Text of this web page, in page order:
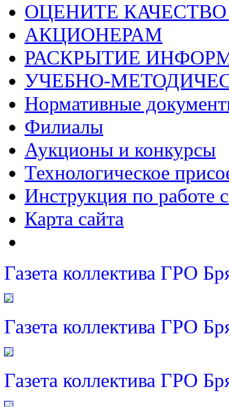
ОЦЕНИТЕ
АКЦИОНЕРАМ
РАСКРЫТИЕ
УЧЕБНО-
Нормативные
Филиалы
Аукционы и конкурсы
Технологическое
Инструкция по работе
Карта сайта
Газета коллектива ГРО
Газета коллектива ГРО
Газета коллектива ГРО